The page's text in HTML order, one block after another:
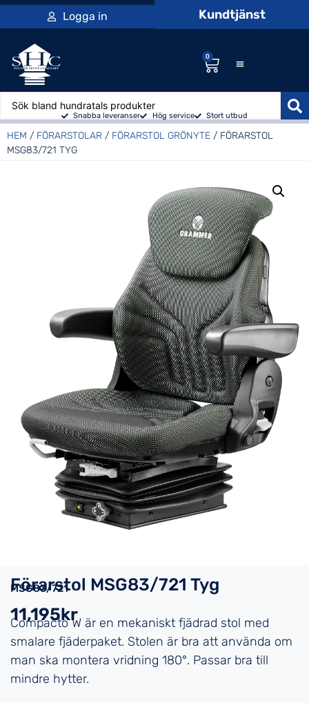
Logga in Kundtjänst
0
Snabba leveranser Hög service Stort utbud
HEM / FÖRARSTOLAR / FÖRARSTOL GRÖNYTE / FÖRARSTOL
MSG83/721 TYG
Förarstol MSG83/721 Tyg
MSG83/721
11,195kr
Compacto W är en mekaniskt fjädrad stol med
smalare fjäderpaket. Stolen är bra att använda om
man ska montera vridning 180°. Passar bra till
mindre hytter.